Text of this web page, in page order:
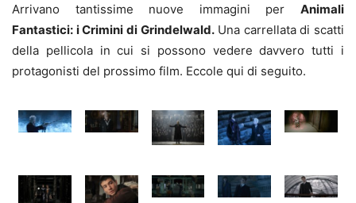
Arrivano tantissime nuove immagini per Animali
Fantastici: i Crimini di Grindelwald.Una carrellata di scatti
della pellicola in cui si possono vedere davvero tutti i
protagonisti del prossimo film. Eccole qui di seguito.